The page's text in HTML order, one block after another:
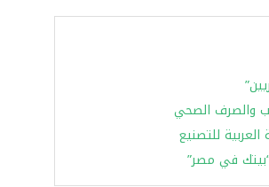
والصرف الصحي
للتصنيع
“بيتك في مصر”